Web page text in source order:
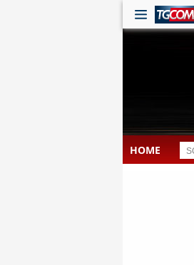
HOME